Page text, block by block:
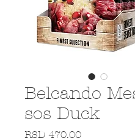
Belcando
sos Duck
RSD 470.00Price